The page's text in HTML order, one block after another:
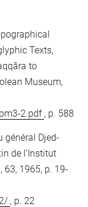
Texts,
to
Museum,
2.pdf , p. 588
général Djed-
de l'Institut
63, 1965, p. 19-
, p. 22